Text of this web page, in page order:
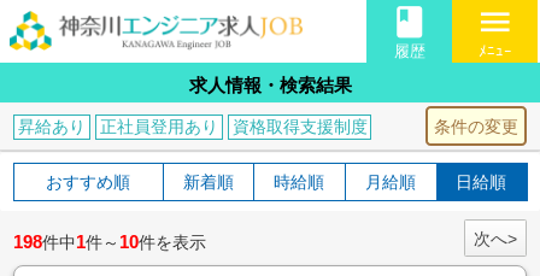
book
履歴
menu
ﾒﾆｭｰ
求人情報・検索結果
条件の変更
昇給あり 正社員登用あり 資格取得支援制度
おすすめ順 新着順 時給順 月給順 日給順
198件中1件～ 10件を表示 次へ>